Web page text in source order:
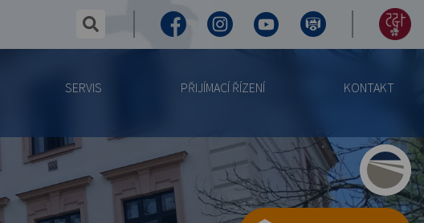
SERVIS PŘIJÍMACÍ ŘÍZENÍ KONTAKT
hledaný text...
✕
FacebookInstagramYoutubeVirtuální
155
výročí